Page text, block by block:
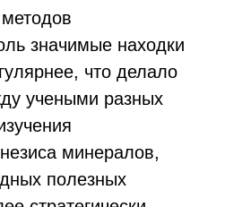
значимые находки
что делало
учеными разных
минералов,
полезных